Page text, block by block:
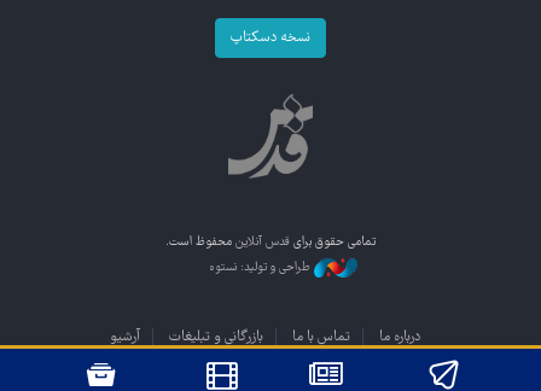
نسخه دسکتاپ
تمامی حقوق برای قدس آنلاین محفوظ است.
طراحی و تولید: نستوه
درباره ما تماس با ما بازرگانی و تبلیغات آرشیو